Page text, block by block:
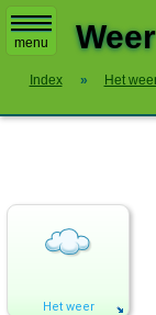
menu
Index » Het
Het weer